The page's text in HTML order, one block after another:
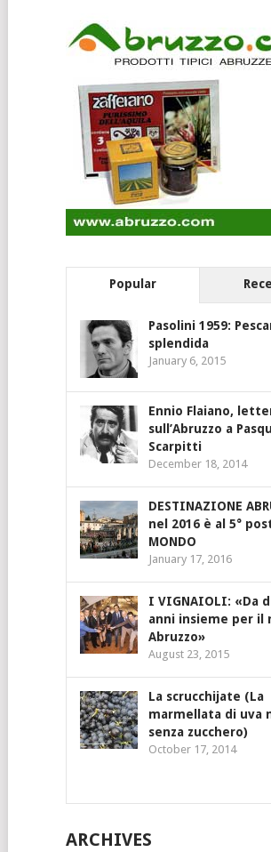
Popular
Pasolini 1959:
splendida
January 6, 2015
Ennio Flaiano,
sull’Abruzzo a
Scarpitti
December 18, 2014
DESTINAZIONE
nel 2016 è al 5°
MONDO
January 17, 2016
I VIGNAIOLI: «Da
anni insieme per il
Abruzzo»
August 23, 2015
La scrucchijate (La
marmellata di uva
senza zucchero)
October 17, 2014
ARCHIVES